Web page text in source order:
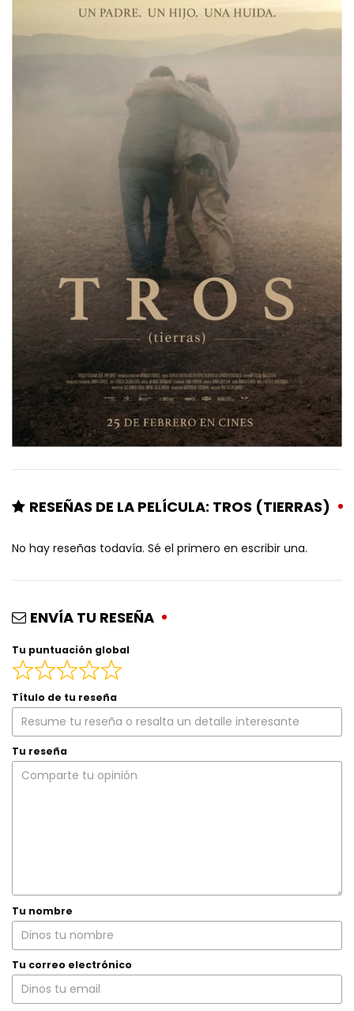
RESEÑAS DE LA PELÍCULA: TROS (TIERRAS)
No hay reseñas todavía. Sé el primero en escribir una.
ENVÍA TU RESEÑA
Tu puntuación global
Título de tu reseña
Tu reseña
Tu nombre
Tu correo electrónico